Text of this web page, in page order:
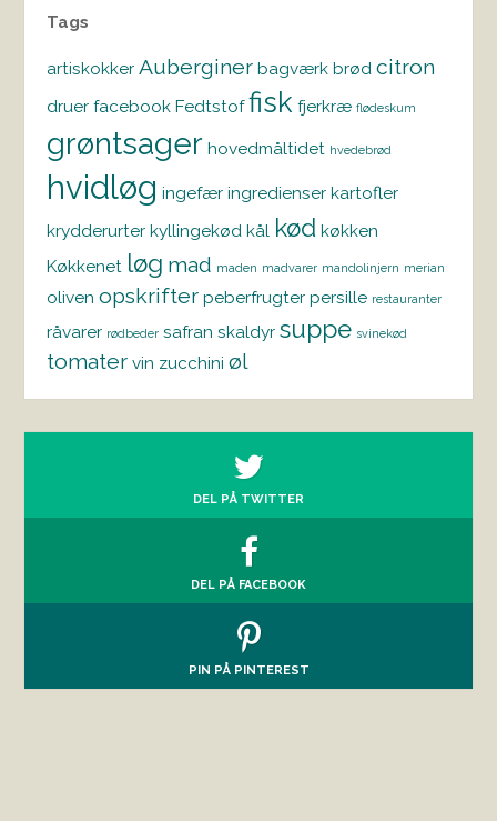
Tags
artiskokker Auberginer bagværk brød citron
druer facebook Fedtstof fisk fjerkræ flødeskum
grøntsager hovedmåltidet hvedebrød
hvidløg ingefær ingredienser kartofler
krydderurter kyllingekød kål kød køkken
Køkkenet løg mad maden madvarer mandolinjern merian
oliven opskrifter peberfrugter persille restauranter
råvarer rødbeder safran skaldyr suppe svinekød
tomater vin zucchini øl
DEL PÅ TWITTER
DEL PÅ FACEBOOK
PIN PÅ PINTEREST